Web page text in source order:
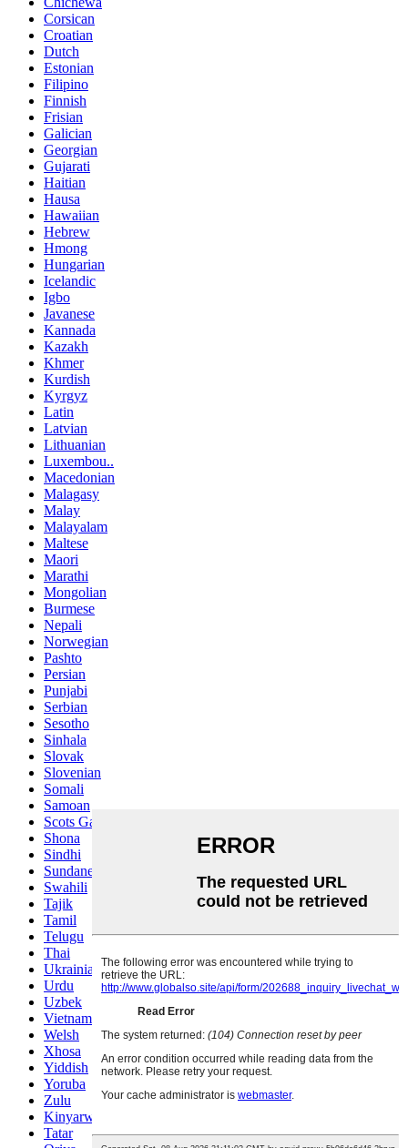
Corsican
Croatian
Dutch
Estonian
Filipino
Finnish
Frisian
Galician
Georgian
Gujarati
Haitian
Hausa
Hawaiian
Hebrew
Hmong
Hungarian
Icelandic
Igbo
Javanese
Kannada
Kazakh
Khmer
Kurdish
Kyrgyz
Latin
Latvian
Lithuanian
Luxembou..
Macedonian
Malagasy
Malay
Malayalam
Maltese
Maori
Marathi
Mongolian
Burmese
Nepali
Norwegian
Pashto
Persian
Punjabi
Serbian
Sesotho
Sinhala
Slovak
Slovenian
Somali
Samoan
Scots Gaelic
Shona
Sindhi
Sundanese
Swahili
Tajik
Tamil
Telugu
Thai
Ukrainian
Urdu
Uzbek
Vietnamese
Welsh
Xhosa
Yiddish
Yoruba
Zulu
Kinyarwanda
Tatar